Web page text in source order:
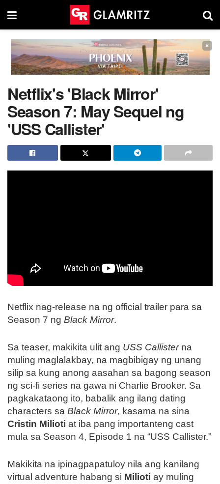
×
Netflix's 'Black Mirror'
Season 7: May Sequel ng
'USS Callister'
Netflix nag-release na ng official trailer para sa
Season 7 ng Black Mirror.
Sa teaser, makikita ulit ang USS Callisterna
muling maglalakbay, na magbibigay ng unang
silip sa kung anong aasahan sa bagong season
ng sci-fi series na gawa ni Charlie Brooker. Sa
pagkakataong ito, babalik ang ilang dating
characters sa Black Mirror, kasama na sina
Cristin Milioti at iba pang importanteng cast
mula sa Season 4, Episode 1 na “USS Callister.”
Makikita na ipinagpapatuloy nila ang kanilang
virtual adventure habang si Milioti ay muling